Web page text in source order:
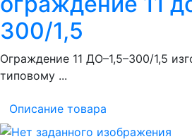
300/1,5
Ограждение 11 ДО–1,5–300/1,5
типовому ...
Описание товара